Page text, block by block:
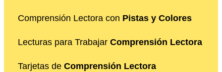
Comprensión Lectora con Pistas y Colores
Lecturas para Trabajar Comprensión Lectora
Tarjetas de Comprensión Lectora